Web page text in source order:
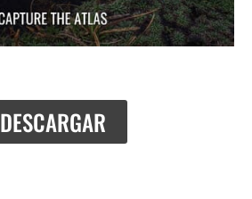
DESCARGAR